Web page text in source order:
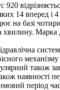
920
14 вперед і
на базі
хвилину.
також
наявності
період